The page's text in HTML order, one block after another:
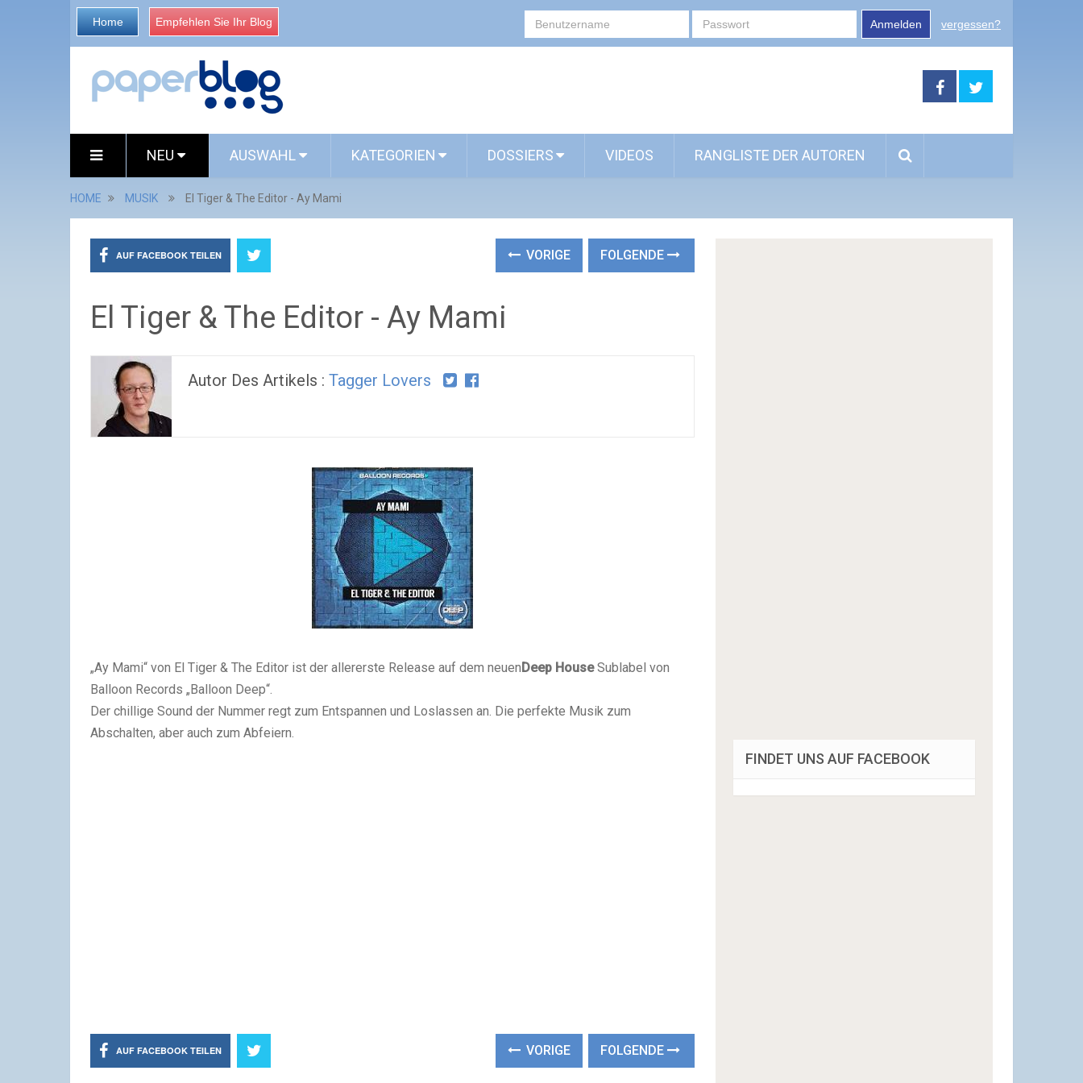
Home Empfehlen Sie Ihr Blog Anmelden vergessen?
NEU AUSWAHL KATEGORIEN DOSSIERS VIDEOS RANGLISTE DER AUTOREN
HOME MUSIK El Tiger & The Editor - Ay Mami
AUF FACEBOOK TEILEN VORIGE FOLGENDE
El Tiger & The Editor - Ay Mami
Autor Des Artikels : Tagger Lovers
„Ay Mami“ von El Tiger & The Editor ist der allererste Release auf dem neuenDeep HouseSublabel von
Balloon Records „Balloon Deep“.
Der chillige Sound der Nummer regt zum Entspannen und Loslassen an. Die perfekte Musik zum
Abschalten, aber auch zum Abfeiern.
AUF FACEBOOK TEILEN VORIGE FOLGENDE
FINDET UNS AUF FACEBOOK